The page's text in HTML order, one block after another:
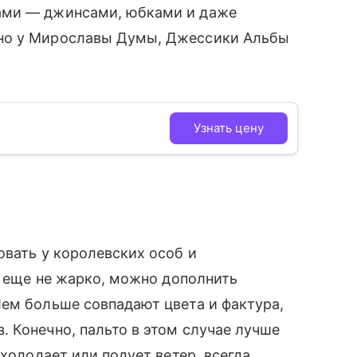
— джинсами, юбками и даже
у Мирославы Думы, Джессики Альбы
Узнать цену
у королевских особ и
еще не жарко, можно дополнить
больше совпадают цвета и фактура,
пальто в этом случае лучше